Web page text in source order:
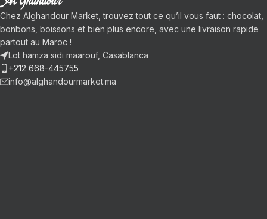
Chez Alghandour Market, trouvez tout ce qu’il vous faut : chocolat,
bonbons, boissons et bien plus encore, avec une livraison rapide
partout au Maroc !
Lot hamza sidi maarouf, Casablanca
+212 668-445755
info@alghandourmarket.ma